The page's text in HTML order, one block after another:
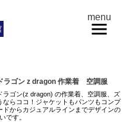
menu
ラゴン z dragon 作業着 空調服
ラゴン(z dragon) の作業着、空調服、ズ
らココ！ジャケットもパンツもコンプ
からカジュアルラインまでデザインの
です。